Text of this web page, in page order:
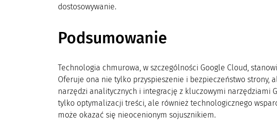
dostosowywanie.
Podsumowanie
Technologia chmurowa, w szczególności Google Cloud,
Oferuje ona nie tylko przyspieszenie i bezpieczeństwo strony,
narzędzi analitycznych i integrację z kluczowymi narzędziami
tylko optymalizacji treści, ale również technologicznego
może okazać się nieocenionym sojusznikiem.